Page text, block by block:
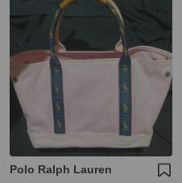
Polo Ralph Lauren